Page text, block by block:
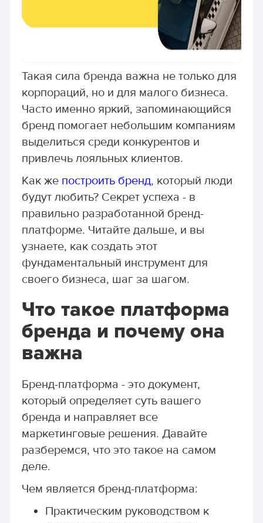
Такая сила бренда важна не только для
корпораций, но и для малого бизнеса.
Часто именно яркий, запоминающийся
бренд помогает небольшим компаниям
выделиться среди конкурентов и
привлечь лояльных клиентов.
Как же построить бренд, который люди
будут любить? Секрет успеха - в
правильно разработанной бренд-
платформе. Читайте дальше, и вы
узнаете, как создать этот
фундаментальный инструмент для
своего бизнеса, шаг за шагом.
Что такое платформа
бренда и почему она
важна
Бренд-платформа - это документ,
который определяет суть вашего
бренда и направляет все
маркетинговые решения. Давайте
разберемся, что это такое на самом
деле.
Чем является бренд-платформа:
Практическим руководством к